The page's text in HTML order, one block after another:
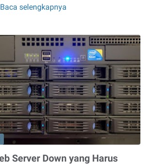
Baca selengkapnya
Pendidikan
Dasar
dan
Menengah
(Kemendikdasmen)
Server Down yang Harus